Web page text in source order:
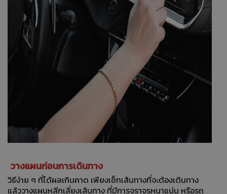
วางแผนก่อนการเดินทาง
วิธีง่าย ๆ ที่ได้ผลเกินคาด เพียงเช็กเส้นทางที่จะต้องเดินทาง
แล้ววางแผนหลีกเลี่ยงเส้นทาง ที่มีการจราจรหนาแน่น หรือรถ